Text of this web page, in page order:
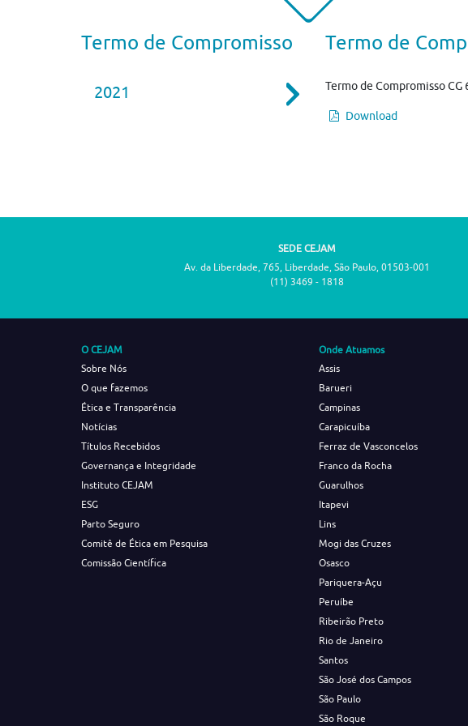
Termo de Compromisso
2021
Termo de
Termo de Compromisso CG
Download
SEDE CEJAM
Av. da Liberdade, 765, Liberdade, São Paulo, 01503-001
(11) 3469 - 1818
O CEJAM
Sobre Nós
O que fazemos
Ética e Transparência
Notícias
Títulos Recebidos
Governança e Integridade
Instituto CEJAM
ESG
Parto Seguro
Comitê de Ética em Pesquisa
Comissão Científica
Onde Atuamos
Assis
Barueri
Campinas
Carapicuíba
Ferraz de Vasconcelos
Franco da Rocha
Guarulhos
Itapevi
Lins
Mogi das Cruzes
Osasco
Pariquera-Açu
Peruíbe
Ribeirão Preto
Rio de Janeiro
Santos
São José dos Campos
São Paulo
São Roque